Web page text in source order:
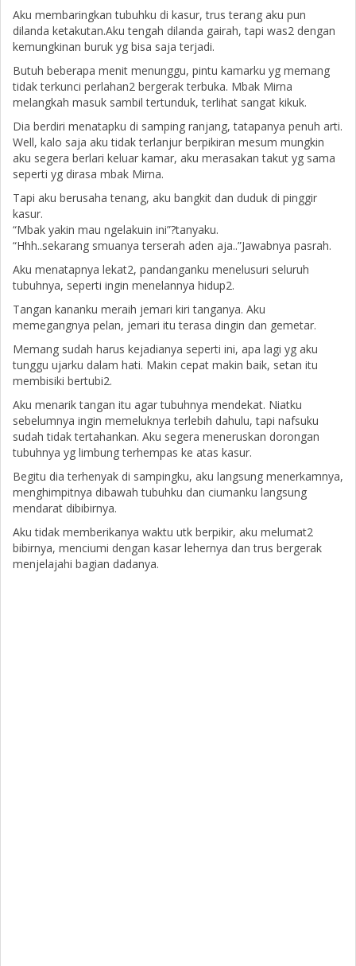
Aku membaringkan tubuhku di kasur, trus terang aku pun
dilanda ketakutan.Aku tengah dilanda gairah, tapi was2 dengan
kemungkinan buruk yg bisa saja terjadi.
Butuh beberapa menit menunggu, pintu kamarku yg memang
tidak terkunci perlahan2 bergerak terbuka. Mbak Mirna
melangkah masuk sambil tertunduk, terlihat sangat kikuk.
Dia berdiri menatapku di samping ranjang, tatapanya penuh arti.
Well, kalo saja aku tidak terlanjur berpikiran mesum mungkin
aku segera berlari keluar kamar, aku merasakan takut yg sama
seperti yg dirasa mbak Mirna.
Tapi aku berusaha tenang, aku bangkit dan duduk di pinggir
kasur.
“Mbak yakin mau ngelakuin ini”?tanyaku.
“Hhh..sekarang smuanya terserah aden aja..”Jawabnya pasrah.
Aku menatapnya lekat2, pandanganku menelusuri seluruh
tubuhnya, seperti ingin menelannya hidup2.
Tangan kananku meraih jemari kiri tanganya. Aku
memegangnya pelan, jemari itu terasa dingin dan gemetar.
Memang sudah harus kejadianya seperti ini, apa lagi yg aku
tunggu ujarku dalam hati. Makin cepat makin baik, setan itu
membisiki bertubi2.
Aku menarik tangan itu agar tubuhnya mendekat. Niatku
sebelumnya ingin memeluknya terlebih dahulu, tapi nafsuku
sudah tidak tertahankan. Aku segera meneruskan dorongan
tubuhnya yg limbung terhempas ke atas kasur.
Begitu dia terhenyak di sampingku, aku langsung menerkamnya,
menghimpitnya dibawah tubuhku dan ciumanku langsung
mendarat dibibirnya.
Aku tidak memberikanya waktu utk berpikir, aku melumat2
bibirnya, menciumi dengan kasar lehernya dan trus bergerak
menjelajahi bagian dadanya.